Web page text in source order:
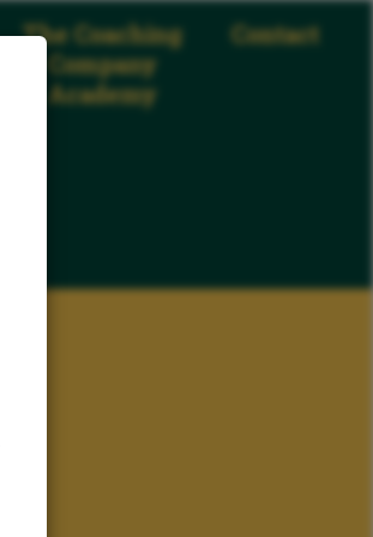
The Coaching
Company
Academy
Contact